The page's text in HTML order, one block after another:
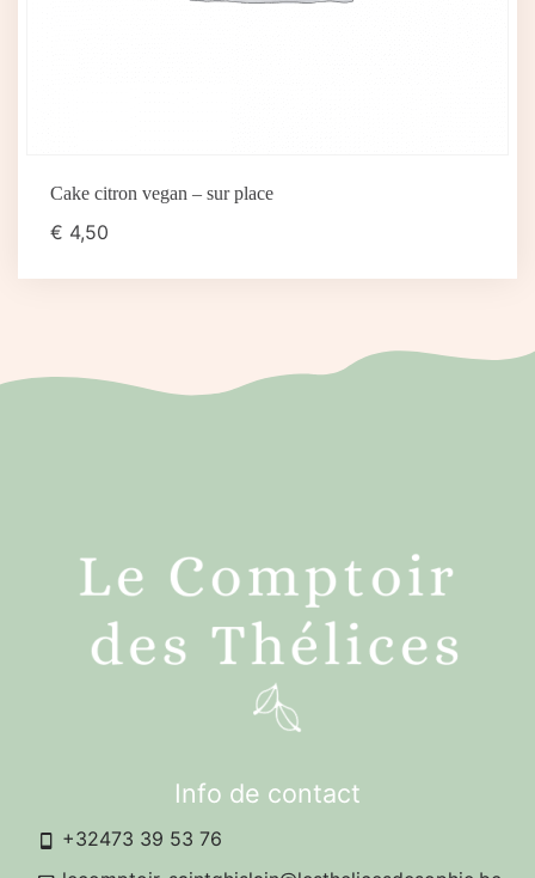
Cake citron vegan – sur place
€ 4,50
Info de contact
+32473 39 53 76